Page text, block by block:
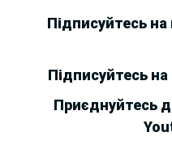
Підписуйтесь
Підписуйтесь
Приєднуйтесь